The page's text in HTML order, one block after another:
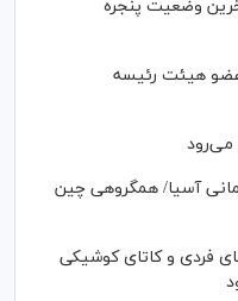
وضعیت پنجره
هیئت رئیسه
می‌رود
آسیا/ همگروهی چین
فردی و کاتای کوشیکی